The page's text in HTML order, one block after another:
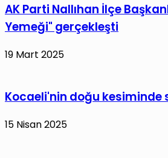
AK Parti Nallıhan İlçe
Yemeği" gerçekleşti
19 Mart 2025
Kocaeli'nin doğu kesiminde
15 Nisan 2025